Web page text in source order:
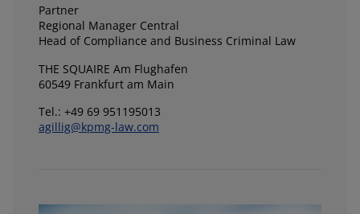
Partner
Regional Manager Central
Head of Compliance and Business Criminal Law
THE SQUAIRE Am Flughafen
60549 Frankfurt am Main
Tel.: +49 69 951195013
agillig@kpmg-law.com